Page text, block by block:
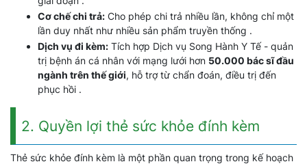
Cơ chế chi trả: Cho phép chi trả nhiều lần, không chỉ một
lần duy nhất như nhiều sản phẩm truyền thống .
Dịch vụ đi kèm: Tích hợp Dịch vụ Song Hành Y Tế - quản
trị bệnh án cá nhân với mạng lưới hơn 50.000 bác sĩ đầu
ngành trên thế giới, hỗ trợ từ chẩn đoán, điều trị đến
phục hồi .
2. Quyền lợi thẻ sức khỏe đính kèm
Thẻ sức khỏe đính kèm là một phần quan trọng trong kế hoạch